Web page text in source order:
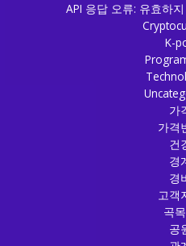
API 응답 오류: 유효하
K-
가
가격
건
경
경
고객
곡
공